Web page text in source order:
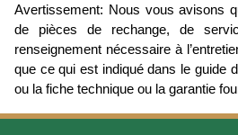
Avertissement: Nous vous avisons
de pièces de rechange, de
renseignement nécessaire à
que ce qui est indiqué dans le guide
ou la fiche technique ou la garantie